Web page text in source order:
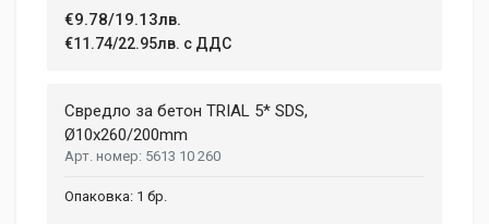
€9.78/19.13лв.
€11.74/22.95лв. с ДДС
Свредло за бетон TRIAL 5* SDS,
Ø10х260/200mm
5613 10 260
1 бр.